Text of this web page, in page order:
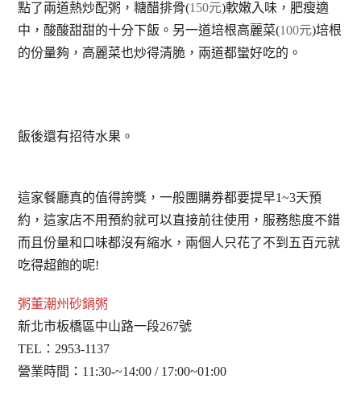
點了兩道熱炒配粥，糖醋排骨(150元)軟嫩入味，肥瘦適
中，酸酸甜甜的十分下飯。另一道培根高麗菜(100元)培根
的份量夠，高麗菜也炒得清脆，兩道都蠻好吃的。
飯後還有招待水果。
這家餐廳真的值得誇獎，一般團購券都要提早1~3天預
約，這家店不用預約就可以直接前往使用，服務態度不錯
而且份量和口味都沒有縮水，兩個人只花了不到五百元就
吃得超飽的呢!
粥董潮州砂鍋粥
新北市板橋區中山路一段267號
TEL：2953-1137
營業時間：11:30-~14:00 / 17:00~01:00